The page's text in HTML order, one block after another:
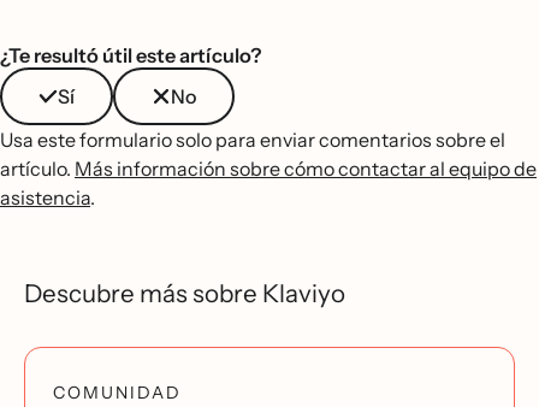
¿Te resultó útil este artículo?
Sí
No
Usa este formulario solo para enviar comentarios sobre el
artículo. Más información sobre cómo contactar al equipo de
asistencia.
Descubre más sobre Klaviyo
COMUNIDAD